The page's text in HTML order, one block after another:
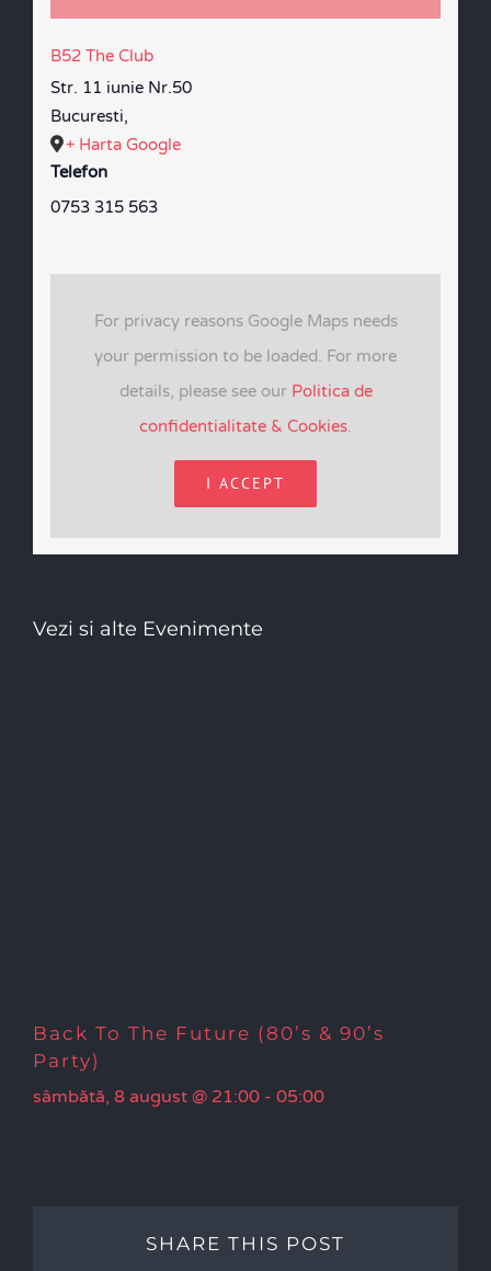
B52 The Club
Str. 11 iunie Nr.50
Bucuresti,
+ Harta Google
Telefon
0753 315 563
For privacy reasons Google Maps needs
your permission to be loaded. For more
details, please see our Politica de
confidentialitate & Cookies.
I ACCEPT
Vezi si alte Evenimente
Back To The Future (80’s & 90’s
Party)
sâmbătă, 8 august @ 21:00 - 05:00
SHARE THIS POST